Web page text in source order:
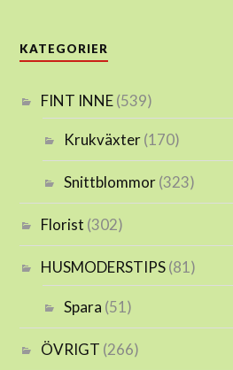
KATEGORIER
FINT INNE(539)
Krukväxter(170)
Snittblommor(323)
Florist (302)
HUSMODERSTIPS(81)
Spara (51)
ÖVRIGT (266)